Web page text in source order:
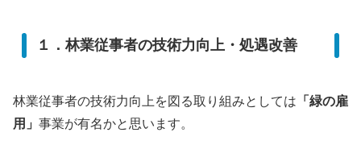
１．林業従事者の技術力向上・処遇改善
林業従事者の技術力向上を図る取り組みとしては 「緑の雇
用」 事業が有名かと思います。